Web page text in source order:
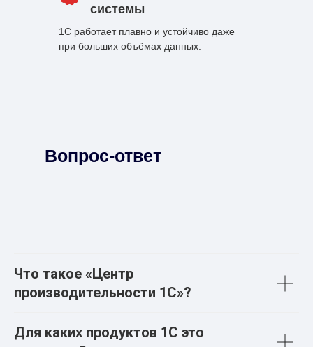
системы
1С работает плавно и устойчиво даже
при больших объёмах данных.
Вопрос-ответ
Что такое «Центр
производительности 1С»?
Для каких продуктов 1С это